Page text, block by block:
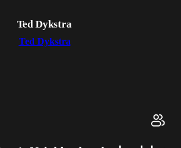
Ted Dykstra
Ted Dykstra